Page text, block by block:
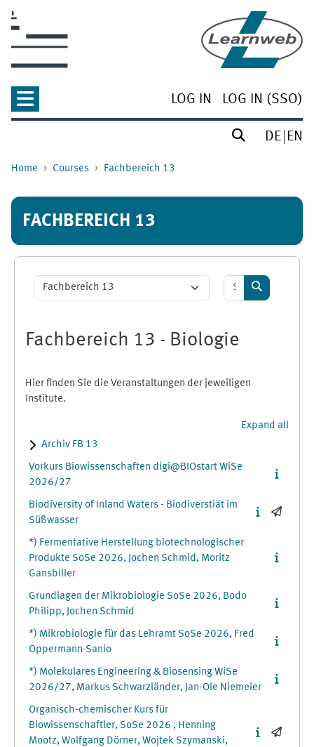
LOG IN LOG IN (SSO)
DE EN
Home Courses Fachbereich 13
FACHBEREICH 13
Search courses
Search
Fachbereich 13 - Biologie
Hier finden Sie die Veranstaltungen der jeweiligen
Institute.
Expand all
Archiv FB 13
Vorkurs Biowissenschaften digi@BIOstart WiSe
2026/27
Biodiversity of Inland Waters - Biodiverstiät im
Süßwasser
*) Fermentative Herstellung biotechnologischer
Produkte SoSe 2026, Jochen Schmid, Moritz
Gansbiller
Grundlagen der Mikrobiologie SoSe 2026, Bodo
Philipp, Jochen Schmid
*) Mikrobiologie für das Lehramt SoSe 2026, Fred
Oppermann-Sanio
*) Molekulares Engineering & Biosensing WiSe
2026/27, Markus Schwarzländer, Jan-Ole Niemeier
Organisch-chemischer Kurs für
Biowissenschaftler, SoSe 2026 , Henning
Mootz, Wolfgang Dörner, Wojtek Szymanski,